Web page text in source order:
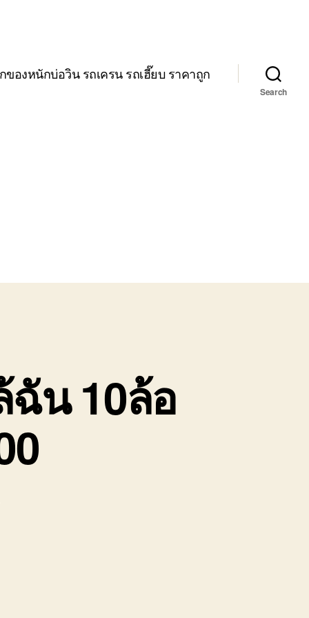
องหนักบ่อวิน รถเครน รถเฮี๊ยบ ราคาถูก
Search
ฉัน 10ล้อ